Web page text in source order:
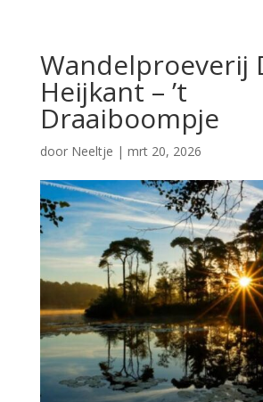
Wandelproeverij
Heijkant – ’t
Draaiboompje
door Neeltje | mrt 20, 2026